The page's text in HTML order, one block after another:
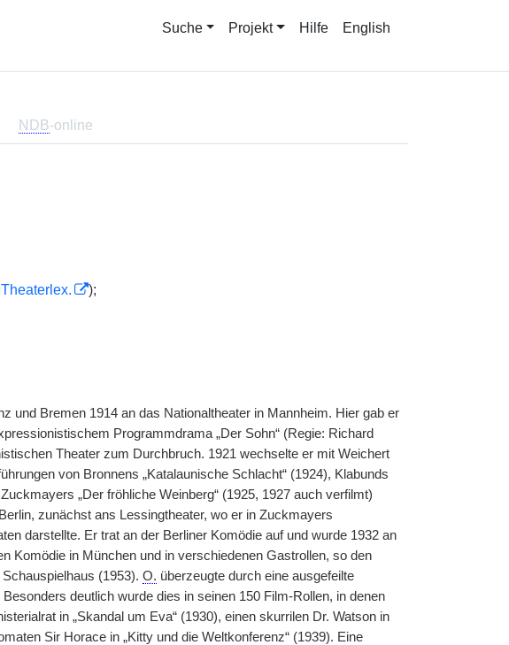
Suche Projekt Hilfe English
NDB-online
);
und Bremen 1914 an das Nationaltheater in Mannheim. Hier gab er
Programmdrama „Der Sohn“ (Regie: Richard
Theater zum Durchbruch. 1921 wechselte er mit Weichert
von Bronnens „Katalaunische Schlacht“ (1924), Klabunds
„Der fröhliche Weinberg“ (1925, 1927 auch verfilmt)
zunächst ans Lessingtheater, wo er in Zuckmayers
darstellte. Er trat an der Berliner Komödie auf und wurde 1932 an
Komödie in München und in verschiedenen Gastrollen, so den
(1953). O. überzeugte durch eine ausgefeilte
deutlich wurde dies in seinen 150 Film-Rollen, in denen
in „Skandal um Eva“ (1930), einen skurrilen Dr. Watson in
Sir Horace in „Kitty und die Weltkonferenz“ (1939). Eine